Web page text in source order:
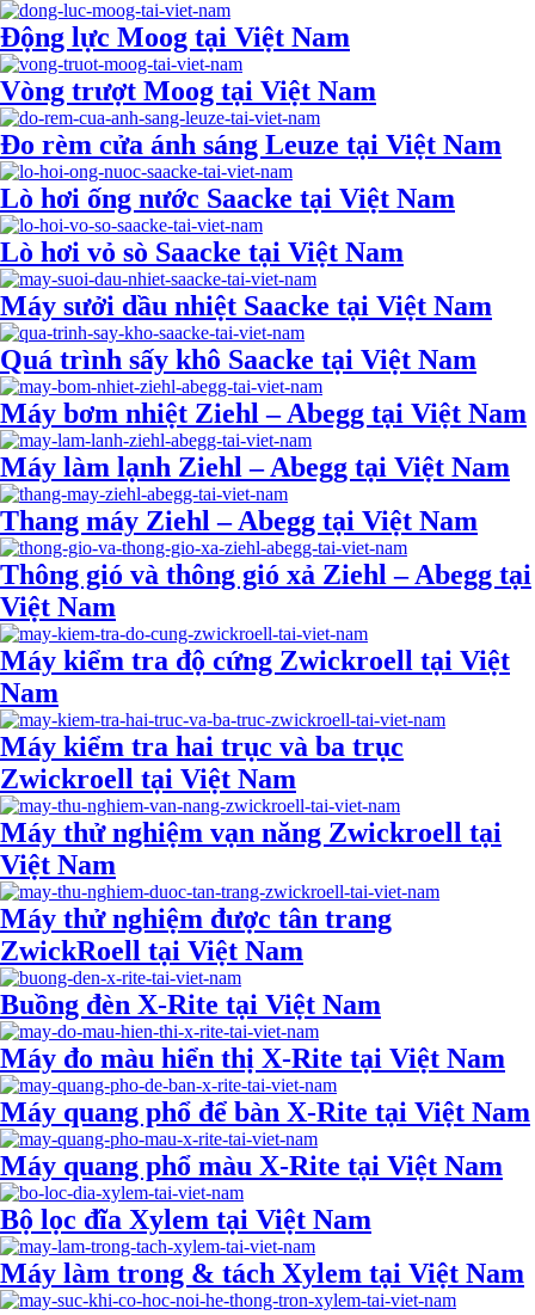
Động lực Moog tại Việt Nam
Vòng trượt Moog tại Việt Nam
Đo rèm cửa ánh sáng Leuze tại Việt Nam
Lò hơi ống nước Saacke tại Việt Nam
Lò hơi vỏ sò Saacke tại Việt Nam
Máy sưởi dầu nhiệt Saacke tại Việt Nam
Quá trình sấy khô Saacke tại Việt Nam
Máy bơm nhiệt Ziehl – Abegg tại Việt Nam
Máy làm lạnh Ziehl – Abegg tại Việt Nam
Thang máy Ziehl – Abegg tại Việt Nam
Thông gió và thông gió xả Ziehl – Abegg tại
Việt Nam
Máy kiểm tra độ cứng Zwickroell tại Việt
Nam
Máy kiểm tra hai trục và ba trục
Zwickroell tại Việt Nam
Máy thử nghiệm vạn năng Zwickroell tại
Việt Nam
Máy thử nghiệm được tân trang
ZwickRoell tại Việt Nam
Buồng đèn X-Rite tại Việt Nam
Máy đo màu hiển thị X-Rite tại Việt Nam
Máy quang phổ để bàn X-Rite tại Việt Nam
Máy quang phổ màu X-Rite tại Việt Nam
Bộ lọc đĩa Xylem tại Việt Nam
Máy làm trong & tách Xylem tại Việt Nam